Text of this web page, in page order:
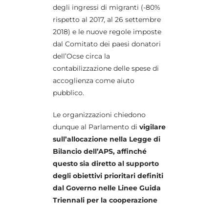
degli ingressi di migranti (-80%
rispetto al 2017, al 26 settembre
2018) e le nuove regole imposte
dal Comitato dei paesi donatori
dell’Ocse circa la
contabilizzazione delle spese di
accoglienza come aiuto
pubblico.
Le organizzazioni chiedono
dunque al Parlamento di vigilare
sull’allocazione nella Legge di
Bilancio dell’APS, affinché
questo sia diretto al supporto
degli obiettivi prioritari definiti
dal Governo nelle Linee Guida
Triennali per la cooperazione